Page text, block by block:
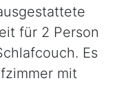
für 2 Person
Es
mit